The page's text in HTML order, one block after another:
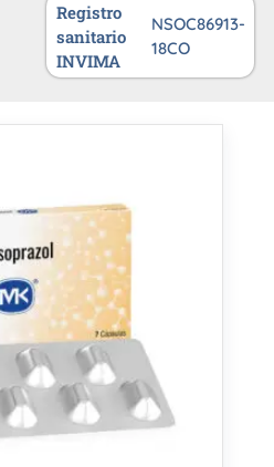
Registro
sanitario
INVIMA
NSOC86913-
18CO